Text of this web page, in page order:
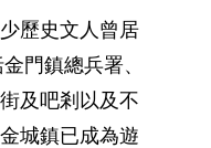
歷史文人曾居
門鎮總兵署、
及吧剎以及不
城鎮已成為遊